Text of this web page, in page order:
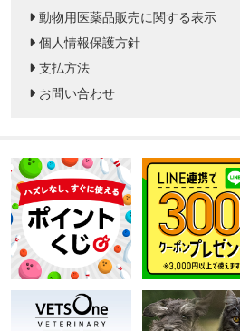
動物用医薬品販売に関する表示
個人情報保護方針
支払方法
お問い合わせ